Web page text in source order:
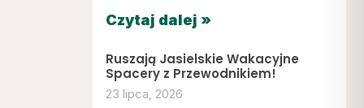
Czytaj dalej »
Ruszają Jasielskie Wakacyjne
Spacery z Przewodnikiem!
23 lipca, 2026